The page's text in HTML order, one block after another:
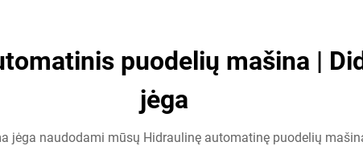
puodelių mašina |
jėga
jėga naudodami mūsų Hidraulinę automatinę puodelių